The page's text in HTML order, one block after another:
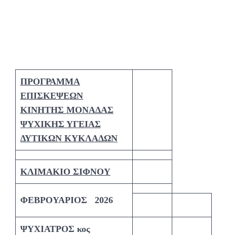
ΠΡΟΓΡΑΜΜΑ
ΕΠΙΣΚΕΨΕΩΝ
ΚΙΝΗΤΗΣ ΜΟΝΑΔΑΣ
ΨΥΧΙΚΗΣ ΥΓΕΙΑΣ
ΔΥΤΙΚΩΝ ΚΥΚΛΑΔΩΝ
ΚΛΙΜΑΚΙΟ ΣΙΦΝΟΥ
ΦΕΒΡΟΥΑΡΙΟΣ 2026
ΨΥΧΙΑΤΡΟΣ κος